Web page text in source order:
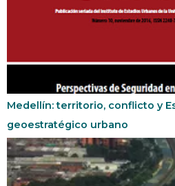
Medellín: territorio, conflicto y
geoestratégico urbano